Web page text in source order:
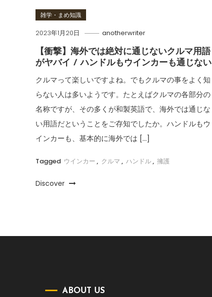
雑学・まめ知識
2023年1月20日 anotherwriter
【衝撃】海外では絶対に通じないクルマ用語
がヤバイ / ハンドルもウインカーも通じない
クルマって楽しいですよね。でもクルマの事をよく知
らない人は多いようです。たとえばクルマの各部分の
名称ですが、その多くが和製英語で、海外では通じな
い用語だということをご存知でしたか。ハンドルもウ
インカーも、基本的に海外では […]
Tagged ウインカー , クルマ , ハンドル, 擁護
Discover
ABOUT US